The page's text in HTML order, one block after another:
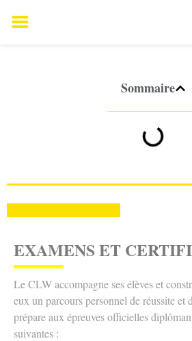
Sommaire
EXAMENS ET
Le CLW accompagne ses élèves et
eux un parcours personnel de réussite et
prépare aux épreuves officielles
suivantes :